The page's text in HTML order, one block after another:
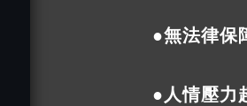
●無法律保
● 人情壓力